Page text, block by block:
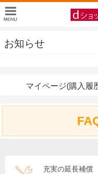
お知らせ
マイページ(購入履
充実の延長補償